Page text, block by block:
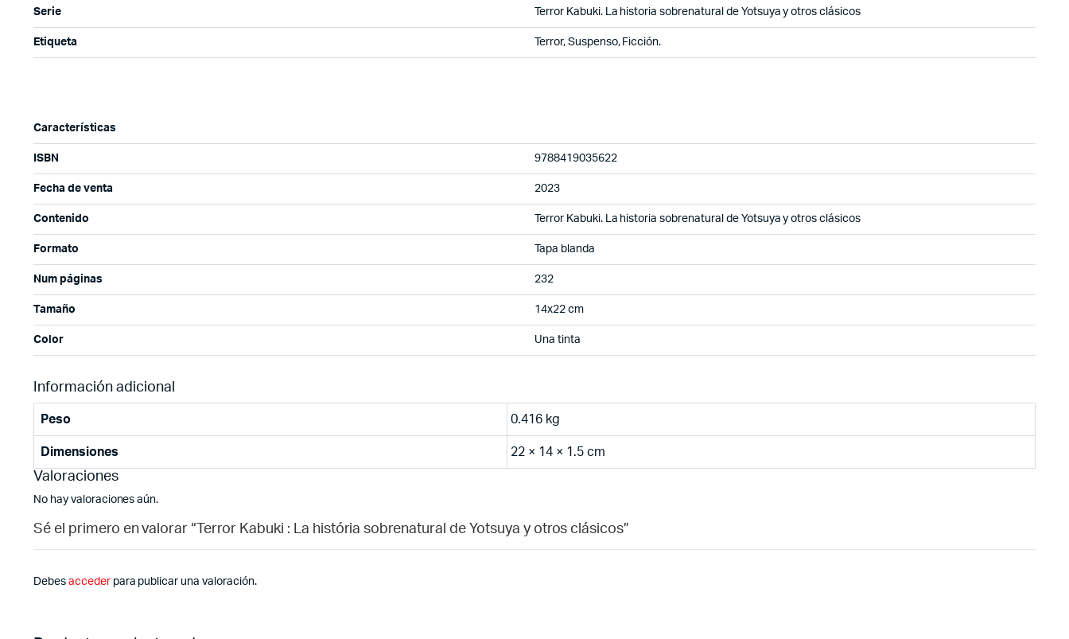
Serie Terror Kabuki. La historia sobrenatural de Yotsuya y otros clásicos
Etiqueta Terror, Suspenso, Ficción.
Características
ISBN 9788419035622
Fecha de venta 2023
Contenido Terror Kabuki. La historia sobrenatural de Yotsuya y otros clásicos
Formato Tapa blanda
Num páginas 232
Tamaño 14x22 cm
Color Una tinta
Información adicional
Peso 0.416 kg
Dimensiones 22 × 14 × 1.5 cm
Valoraciones
No hay valoraciones aún.
Sé el primero en valorar “Terror Kabuki : La história sobrenatural de Yotsuya y otros clásicos”
Debes accederpara publicar una valoración.